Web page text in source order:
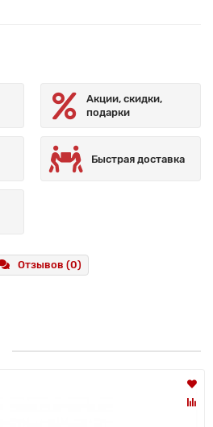
Акции, скидки,
подарки
Быстрая доставка
Отзывов (0)